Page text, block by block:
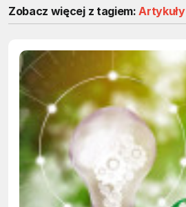
Zobacz więcej z tagiem:Artykuły